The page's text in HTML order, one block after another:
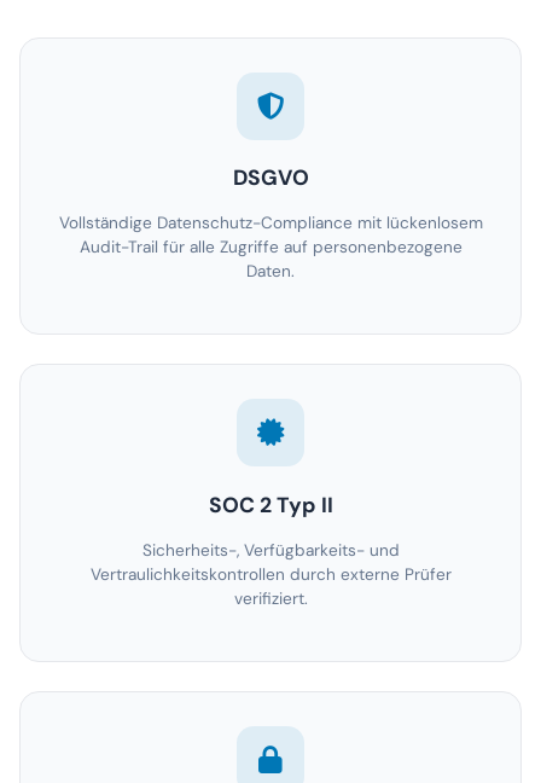
DSGVO
Vollständige Datenschutz-Compliance mit lückenlosem
Audit-Trail für alle Zugriffe auf personenbezogene
Daten.
SOC 2 Typ II
Sicherheits-, Verfügbarkeits- und
Vertraulichkeitskontrollen durch externe Prüfer
verifiziert.